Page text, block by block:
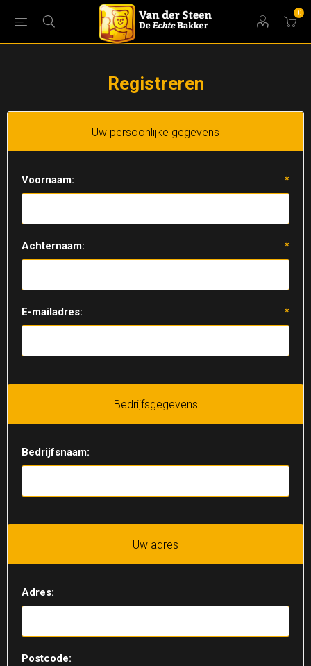
0
Registreren
Uw persoonlijke gegevens
Voornaam: *
Achternaam: *
E-mailadres: *
Bedrijfsgegevens
Bedrijfsnaam:
Uw adres
Adres:
Postcode: